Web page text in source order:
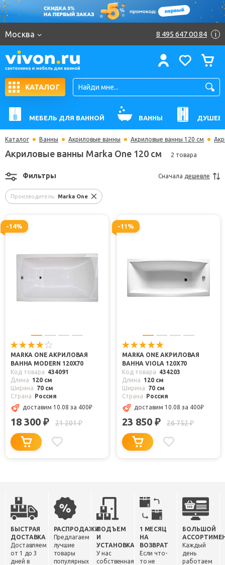
Москва 8 495 647 00 84 i
КАТАЛОГ
МЕБЕЛЬ ДЛЯ ВАННОЙ ВАННЫ
Каталог Ванны Акриловые ванны Акриловые ванны 120 см
Акриловые ванны Marka One 120 см 2 товара
Производитель: Marka One
Фильтры Сначала дешевле
-14%
MARKA ONE АКРИЛОВАЯ
ВАННА MODERN 120X70
Код товара
434091
Длина
120 см
Ширина
70 см
Страна
Россия
доставим 10.08 за 400₽
18 300 ₽ 21 201₽
-11%
MARKA ONE АКРИЛОВАЯ
ВАННА VIOLA 120X70
Код товара
434203
Длина
120 см
Ширина
70 см
Страна
Россия
доставим 10.08 за 400₽
23 850 ₽ 26 752₽
БЫСТРАЯ
ДОСТАВКА
Доставляем
от 1 до 3
дней в
РАСПРОДАЖИ
Предлагаем
лучшие
товары
популярных
ПОДЪЕМ
И
УСТАНОВКА
У нас
собственная
1 МЕСЯЦ
НА
ВОЗВРАТ
Если что-
то не
БОЛЬШОЙ
Каждый
день
работаем